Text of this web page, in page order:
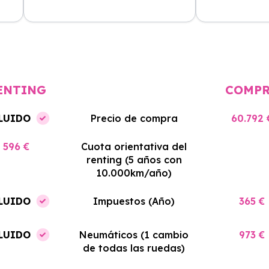
Precio de compra 60.792
596 €
Cuota orientativa del
renting (5 años con
10.000km/año)
Impuestos (Año) 365 €
Neumáticos (1 cambio
de todas las ruedas)
973 €